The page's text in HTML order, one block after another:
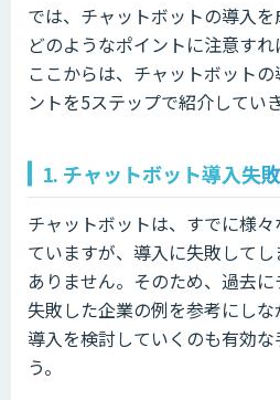
では、チャットボットの導入を
どのようなポイントに注意すれ
ここからは、チャットボット
ントを5ステップで紹介していき
1. チャットボット導入失
チャットボットは、すでに様
ていますが、導入に失敗してし
ありません。そのため、過去
失敗した企業の例を参考にし
導入を検討していくのも有効
う。